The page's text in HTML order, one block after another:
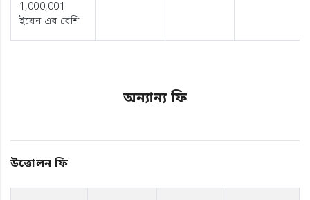
1,000,001
ইয়েন এর বেশি
অন্যান্য ফি
উত্তোলন ফি